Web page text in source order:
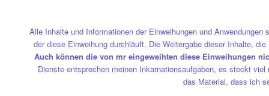
Alle Inhalte und Informationen der Einweihungen und
der diese Einweihung durchläuft. Die Weitergabe dieser Inhalte,
Auch können die von mr eingeweihten diese Einweihungen
Dienste entsprechen meinen Inkarnationsaufgaben, es steckt
das Material, dass ich